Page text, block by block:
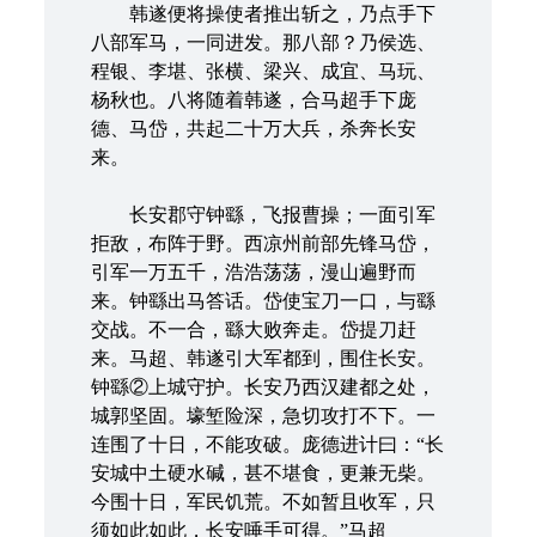
韩遂便将操使者推出斩之，乃点手下
八部军马，一同进发。那八部？乃侯选、
程银、李堪、张横、梁兴、成宜、马玩、
杨秋也。八将随着韩遂，合马超手下庞
德、马岱，共起二十万大兵，杀奔长安
来。
长安郡守钟繇，飞报曹操；一面引军
拒敌，布阵于野。西凉州前部先锋马岱，
引军一万五千，浩浩荡荡，漫山遍野而
来。钟繇出马答话。岱使宝刀一口，与繇
交战。不一合，繇大败奔走。岱提刀赶
来。马超、韩遂引大军都到，围住长安。
钟繇②上城守护。长安乃西汉建都之处，
城郭坚固。壕堑险深，急切攻打不下。一
连围了十日，不能攻破。庞德进计曰：“长
安城中土硬水碱，甚不堪食，更兼无柴。
今围十日，军民饥荒。不如暂且收军，只
须如此如此，长安唾手可得。”马超